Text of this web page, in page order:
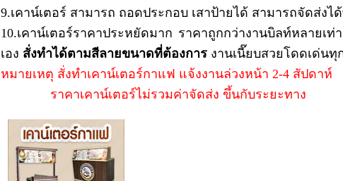
9.เคาน์เตอร์ สามารถ ถอดประกอบ เสาป้ายได้ สามารถจัดส่งไ
10.เคาน์เตอร์ราคาประหยัดมาก ราคาถูกกว่างานบิลท์หลายเท่
เอง สั่งทำได้ตามสีลายขนาดที่ต้องการ งานเนี๊ยบสวยโดดเด่นทุ
หมายเหตุ สั่งทำเคาน์เตอร์กาแฟ แจ้งงานล่วงหน้า 2-4 สัปดาห์
ราคาเคาน์เตอร์ไม่รวมค่าจัดส่ง ขึ้นกับระยะทาง